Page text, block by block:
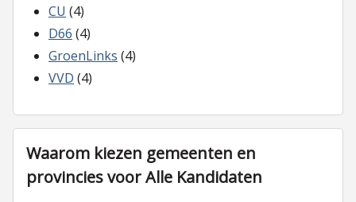
CU (4)
D66 (4)
GroenLinks (4)
VVD (4)
Waarom kiezen gemeenten en
provincies voor Alle Kandidaten